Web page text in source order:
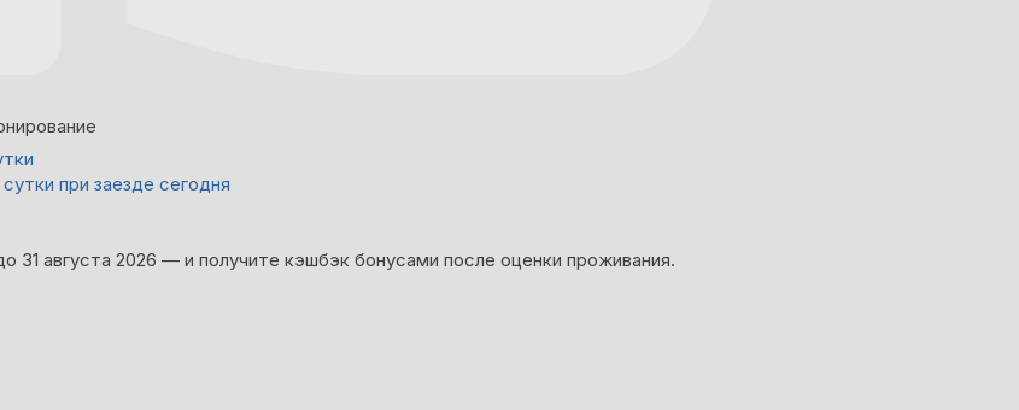
при заезде сегодня
31 августа 2026 — и получите кэшбэк бонусами после оценки проживания.